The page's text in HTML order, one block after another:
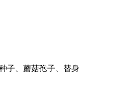
子、蘑菇孢子、替身